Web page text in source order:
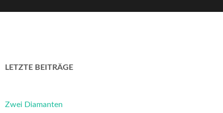
LETZTE BEITRÄGE
Zwei Diamanten